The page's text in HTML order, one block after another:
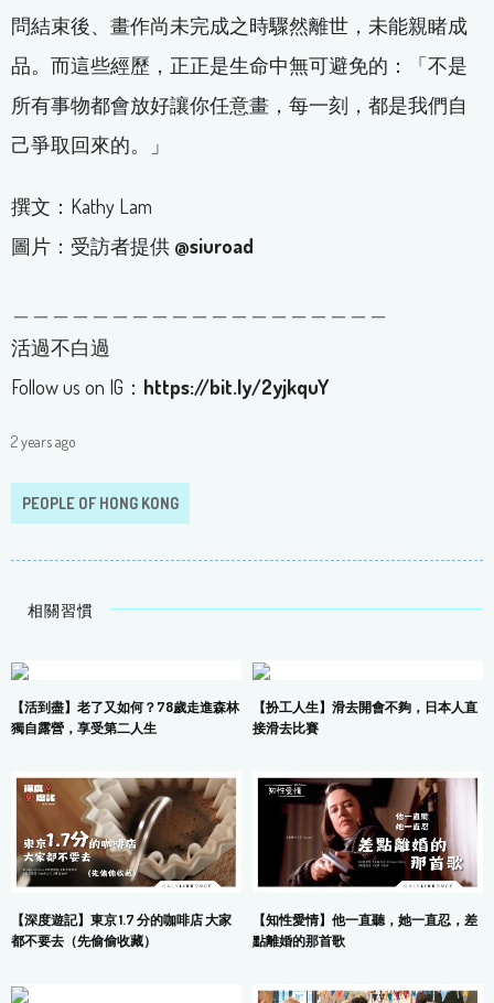
問結束後、畫作尚未完成之時驟然離世，未能親睹成
品。而這些經歷，正正是生命中無可避免的：「不是
所有事物都會放好讓你任意畫，每一刻，都是我們自
己爭取回來的。」
撰文：Kathy Lam
圖片：受訪者提供 @siuroad
活過不白過
Follow us on IG： https://bit.ly/2yjkquY
2 years ago
PEOPLE OF HONG KONG
相關習慣
【活到盡】老了又如何？78歲走進森林
獨自露營，享受第二人生
【扮工人生】滑去開會不夠，日本人直
接滑去比賽
【深度遊記】東京 1.7 分的咖啡店 大家
都不要去（先偷偷收藏）
【知性愛情】他一直聽，她一直忍，差
點離婚的那首歌